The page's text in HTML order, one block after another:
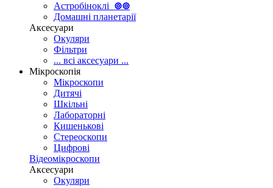
Астробіноклі ⊚⊚
Домашні планетарії
Аксесуари
Окуляри
Фільтри
... всі аксесуари ...
Мікроскопія
Мікроскопи
Дитячі
Шкільні
Лабораторні
Кишенькові
Стереоскопи
Цифрові
Відеомікроскопи
Аксесуари
Окуляри